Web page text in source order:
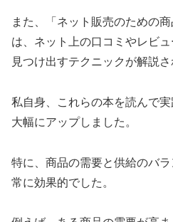
また、「ネット販売のための
は、ネット上の口コミやレビ
見つけ出すテクニックが解説さ
私自身、これらの本を読んで
大幅にアップしました。
特に、商品の需要と供給のバ
常に効果的でした。